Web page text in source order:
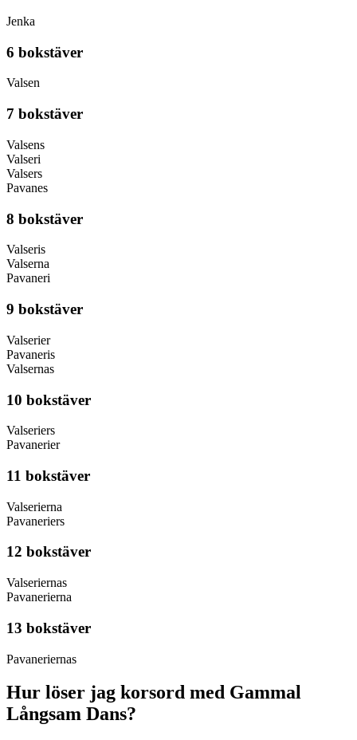
Jenka
6 bokstäver
Valsen
7 bokstäver
Valsens
Valseri
Valsers
Pavanes
8 bokstäver
Valseris
Valserna
Pavaneri
9 bokstäver
Valserier
Pavaneris
Valsernas
10 bokstäver
Valseriers
Pavanerier
11 bokstäver
Valserierna
Pavaneriers
12 bokstäver
Valseriernas
Pavanerierna
13 bokstäver
Pavaneriernas
Hur löser jag korsord med Gammal
Långsam Dans?